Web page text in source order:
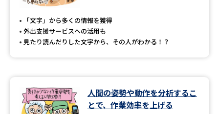
「文字」から多くの情報を獲得
外出支援サービスへの活用も
見たり読んだりした文字から、その人がわかる！？
人間の姿勢や動作を分析するこ
とで、作業効率を上げる